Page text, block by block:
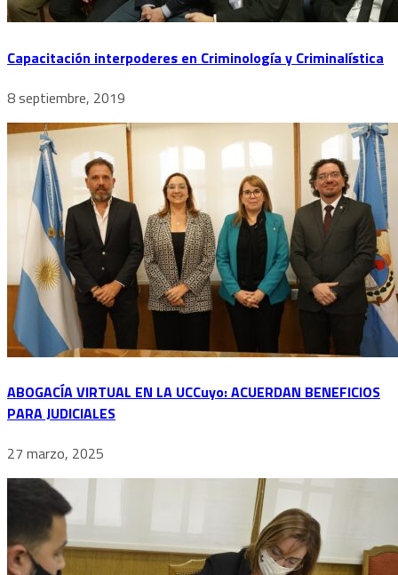
Capacitación interpoderes en Criminología y Criminalística
8 septiembre, 2019
ABOGACÍA VIRTUAL EN LA UCCuyo: ACUERDAN BENEFICIOS
PARA JUDICIALES
27 marzo, 2025